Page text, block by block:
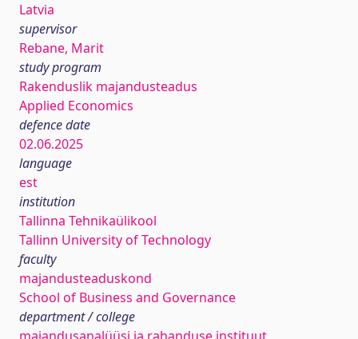
Latvia
supervisor
Rebane, Marit
study program
Rakenduslik majandusteadus
Applied Economics
defence date
02.06.2025
language
est
institution
Tallinna Tehnikaülikool
Tallinn University of Technology
faculty
majandusteaduskond
School of Business and Governance
department / college